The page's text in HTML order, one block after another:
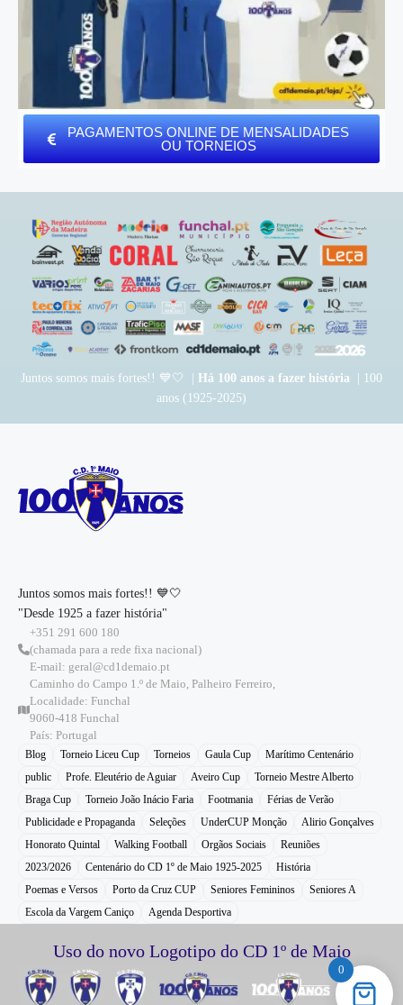
PAGAMENTOS ONLINE DE MENSALIDADES
OU TORNEIOS
Juntos somos mais fortes!! 💙🤍 | Há 100 anos a fazer história | 100
anos (1925-2025)
Juntos somos mais fortes!! 💙🤍
"Desde 1925 a fazer história"
+351 291 600 180
(chamada para a rede fixa nacional)
E-mail: geral@cd1demaio.pt
Caminho do Campo 1.º de Maio, Palheiro Ferreiro,
Localidade: Funchal
9060-418 Funchal
País: Portugal
Blog Torneio Liceu Cup Torneios Gaula Cup
Marítimo Centenário
public
Profe. Eleutério de Aguiar Aveiro Cup
Torneio Mestre Alberto
Braga Cup
Torneio João Inácio Faria Footmania
Férias de Verão
Publicidade e Propaganda
Seleções UnderCUP Monção
Alirio Gonçalves
Honorato Quintal
Walking Football Orgãos Sociais
Reuniões
2023/2026
Centenário do CD 1º de Maio 1925-2025
História
Poemas e Versos
Porto da Cruz CUP Seniores Femininos
Seniores A
Escola da Vargem Caniço
Agenda Desportiva
Uso do novo Logotipo do CD 1º de Maio
0